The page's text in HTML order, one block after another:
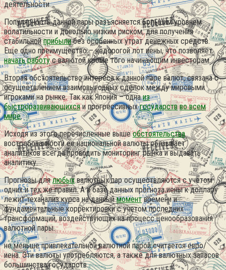
деятельности.
Популярность данной пары разъясняется большим уровнем
волатильности и довольно низким риском, для получения
стабильнойприбылибез особенных утрат денежных средств.
Еще одно преимущество – недорогой лот иены, что позволяет
начать работус валютой кроме того начинающим инвесторам.
Вторая обстоятельство интереса к данной паре валют, связана с
осуществлением взаимовыгодных сделок между мировыми
игроками на рынке. Так как Япония – однаиз
быстроразвивающихсяи прогрессивныхгосударств во всем
мире.
Исходя из этого перечисленные вышеобстоятельства
востребованности её национальной валюты обязывает
аналитиков всегда проводить мониторинг рынка и выдавать
аналитику.
Прогнозы длялюбыхвалютных пар осуществляются с учетом
одних и тех же правил. А в базе данных прогноза иены к доллару
лежит теханализ курса на данныймоментвремени и
фундаментальные корректировки с учетом последних
трансформаций, воздействующих на процесс ценообразования
валютной пары.
не меньше привлекательной валютной парой считается евро/
иена. Эти валюты употребляются, а также для валютных запасов
большинства государств.